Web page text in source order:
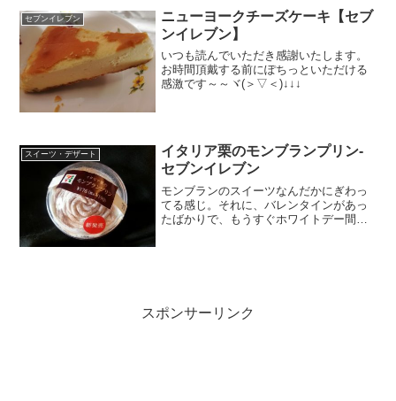
セブンイレブン
ニューヨークチーズケーキ【セブ
ンイレブン】
いつも読んでいただき感謝いたします。
お時間頂戴する前にぽちっといただける
感激です～～ヾ(＞▽＜)↓↓↓
スイーツ・デザート
イタリア栗のモンブランプリン-
セブンイレブン
モンブランのスイーツなんだかにぎわっ
てる感じ。それに、バレンタインがあっ
たばかりで、もうすぐホワイトデー間に
スポンサーリンク